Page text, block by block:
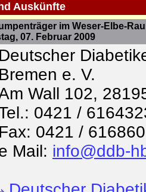
Auskünfte
im Weser-Elbe-
07. Februar 2009
Deutscher
Bremen e. V.
Wall 102,
0421 /
Fax: 0421 /
Mail: info@ddb-